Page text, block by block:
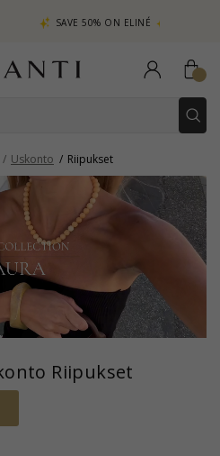
50% ON ELINÉ
Uskonto Riipukset
Riipukset